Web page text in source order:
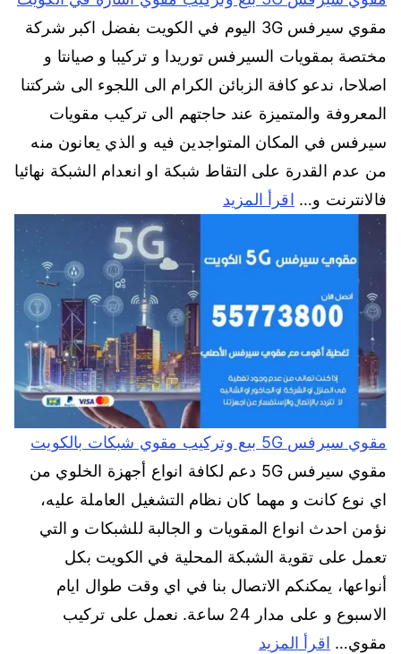
مقوي سيرفس 3G اليوم في الكويت بفضل اكبر شركة
مختصة بمقويات السيرفس توريدا و تركيبا و صيانتا و
اصلاحا، ندعو كافة الزبائن الكرام الى اللجوء الى شركتنا
المعروفة والمتميزة عند حاجتهم الى تركيب مقويات
سيرفس في المكان المتواجدين فيه و الذي يعانون منه
من عدم القدرة على التقاط شبكة او انعدام الشبكة نهائيا
فالانترنت و… اقرأ المزيد
مقوي سيرفس 5G بيع وتركيب مقوي شبكات بالكويت
مقوي سيرفس 5G دعم لكافة انواع أجهزة الخلوي من
اي نوع كانت و مهما كان نظام التشغيل العاملة عليه،
نؤمن احدث انواع المقويات و الجالبة للشبكات و التي
تعمل على تقوية الشبكة المحلية في الكويت بكل
أنواعها، يمكنكم الاتصال بنا في اي وقت طوال ايام
الاسبوع و على مدار 24 ساعة. نعمل على تركيب
مقوي… اقرأ المزيد